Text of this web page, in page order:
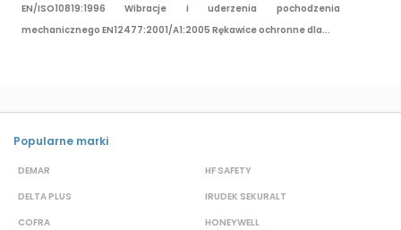
EN/ISO10819:1996 Wibracje i uderzenia pochodzenia
mechanicznego EN12477:2001/A1:2005 Rękawice ochronne dla...
Popularne marki
DEMAR
DELTA PLUS
COFRA
HF SAFETY
IRUDEK SEKURALT
HONEYWELL